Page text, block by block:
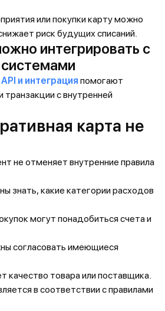
или покупки карту можно
риск будущих списаний.
интегрировать с
API и интеграция помогают
транзакции с внутренней
карта не
не отменяет внутренние правила
знать, какие категории расходов
могут понадобиться счета и
согласовать имеющиеся
качество товара или поставщика.
в соответствии с правилами